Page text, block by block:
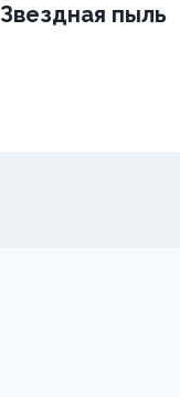
Звездная пыль